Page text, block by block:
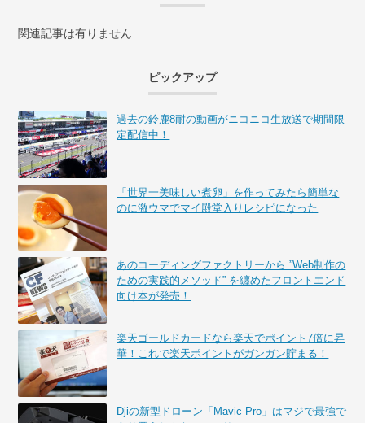
関連記事は有りません...
ピックアップ
過去の鈴鹿8耐の動画がニコニコ生放送で期間限
定配信中！
「世界一美味しい煮卵」を作ってみたら簡単な
のに激ウマでマイ殿堂入りレシピになった
あのコーディングファクトリーから ”Web制作の
ための実践的メソッド” を纏めたフロントエンド
向け本が発売！
楽天ゴールドカードなら楽天でポイント7倍に昇
華！これで楽天ポイントがガンガン貯まる！
Djiの新型ドローン「Mavic Pro」はマジで最強で